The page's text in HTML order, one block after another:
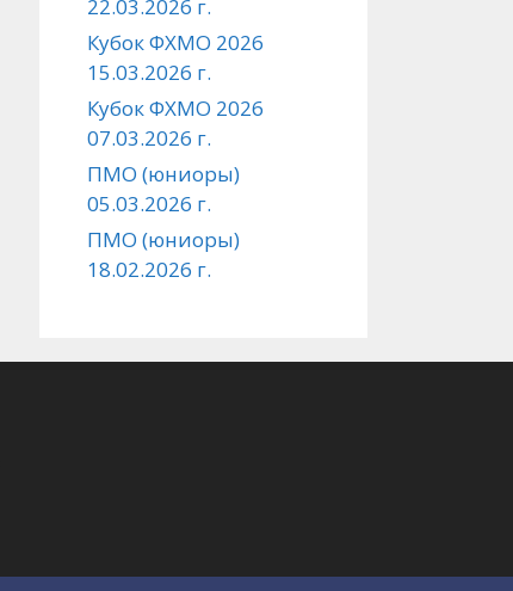
22.03.2026 г.
Кубок ФХМО 2026
15.03.2026 г.
Кубок ФХМО 2026
07.03.2026 г.
ПМО (юниоры)
05.03.2026 г.
ПМО (юниоры)
18.02.2026 г.